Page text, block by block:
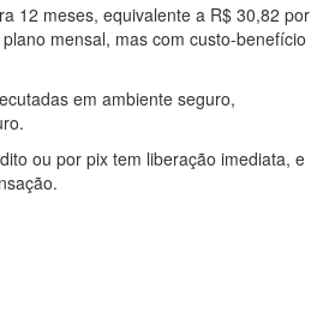
12 meses, equivalente a R$ 30,82 por
mensal, mas com custo-benefício
em ambiente seguro,
ou por pix tem liberação imediata, e